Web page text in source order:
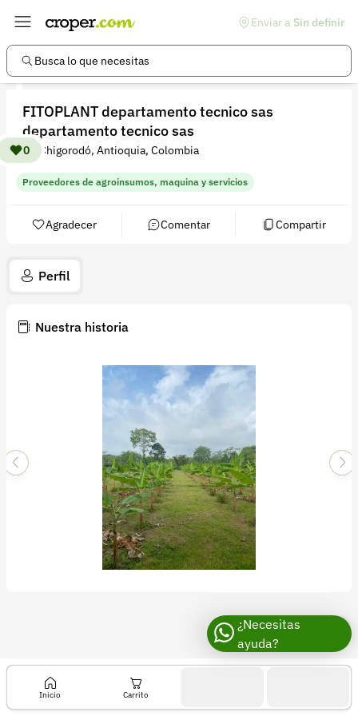
Enviar a Sin definir
Busca lo que necesitas
0
FITOPLANT departamento tecnico sas
departamento tecnico sas
Chigorodó, Antioquia, Colombia
Proveedores de agroinsumos, maquina y servicios
Agradecer Comentar Compartir
Perfil
Nuestra historia
Enlaces de interés
Preguntas frecuentes
Ayuda
Información legal
Términos y condiciones
Cuenta
Registrarse
Recuperar contraseña
+57 323 2931928
contacto@croper.com
© 2026 Croper.com Todos los derechos reservados
Inicio Carrito
¿Necesitas
ayuda?